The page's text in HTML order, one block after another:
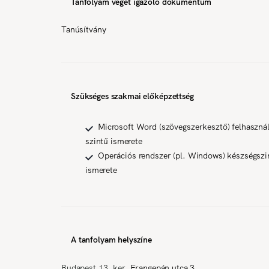
Tanúsítvány
Szükséges szakmai előképzettség
Microsoft Word (szövegszerkesztő)
szintű ismerete
Operációs rendszer (pl. Windows)
ismerete
A tanfolyam helyszíne